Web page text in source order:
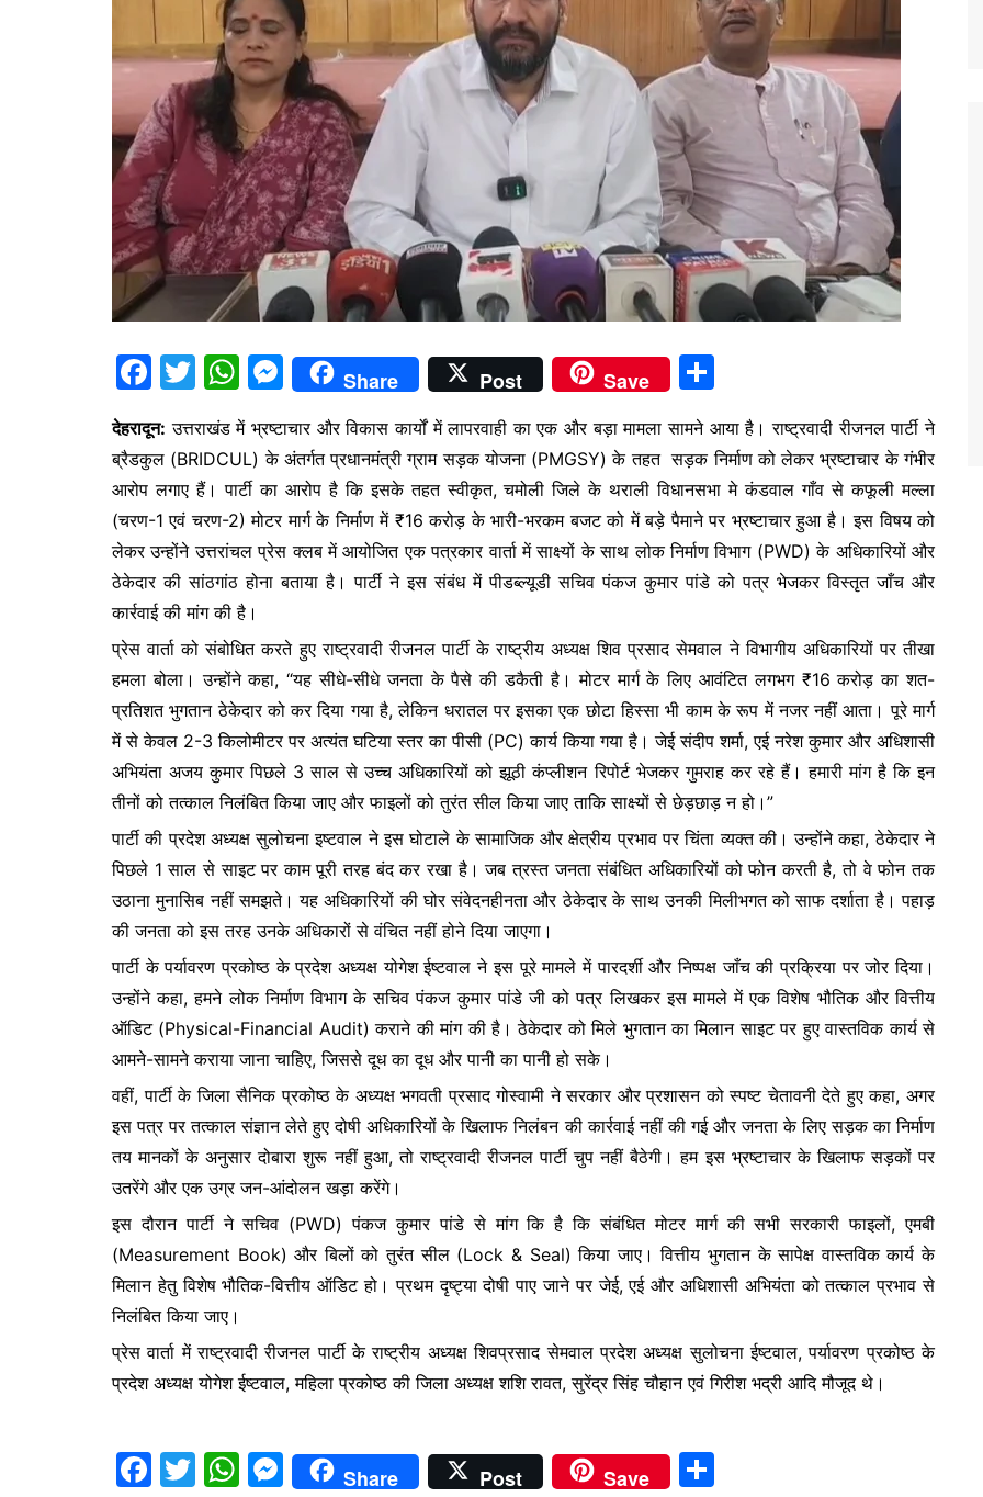
F
c
e
b
o
o
k
T
itt
er
W
at
s
A
p
p
M
e
s
s
e
n
g
Share Post Save
ar
e
​देहरादून: उत्तराखंड में भ्रष्टाचार और विकास कार्यों में लापरवाही का एक और बड़ा मामला सामने आया है। राष्ट्रवादी रीजनल पार्टी ने
ब्रैडकुल (BRIDCUL) के अंतर्गत प्रधानमंत्री ग्राम सड़क योजना (PMGSY) के तहत सड़क निर्माण को लेकर भ्रष्टाचार के गंभीर
आरोप लगाए हैं। पार्टी का आरोप है कि इसके तहत स्वीकृत, चमोली जिले के थराली विधानसभा मे कंडवाल गाँव से कफूली मल्ला
(चरण-1 एवं चरण-2) मोटर मार्ग के निर्माण में ₹16 करोड़ के भारी-भरकम बजट को में बड़े पैमाने पर भ्रष्टाचार हुआ है। इस विषय को
लेकर उन्होंने उत्तरांचल प्रेस क्लब में आयोजित एक पत्रकार वार्ता में साक्ष्यों के साथ लोक निर्माण विभाग (PWD) के अधिकारियों और
ठेकेदार की सांठगांठ होना बताया है। पार्टी ने इस संबंध में पीडब्ल्यूडी सचिव पंकज कुमार पांडे को पत्र भेजकर विस्तृत जाँच और
कार्रवाई की मांग की है।
​प्रेस वार्ता को संबोधित करते हुए राष्ट्रवादी रीजनल पार्टी के राष्ट्रीय अध्यक्ष शिव प्रसाद सेमवाल ने विभागीय अधिकारियों पर तीखा
हमला बोला। उन्होंने कहा, “यह सीधे-सीधे जनता के पैसे की डकैती है। मोटर मार्ग के लिए आवंटित लगभग ₹16 करोड़ का शत-
प्रतिशत भुगतान ठेकेदार को कर दिया गया है, लेकिन धरातल पर इसका एक छोटा हिस्सा भी काम के रूप में नजर नहीं आता। पूरे मार्ग
में से केवल 2-3 किलोमीटर पर अत्यंत घटिया स्तर का पीसी (PC) कार्य किया गया है। जेई संदीप शर्मा, एई नरेश कुमार और अधिशासी
अभियंता अजय कुमार पिछले 3 साल से उच्च अधिकारियों को झूठी कंप्लीशन रिपोर्ट भेजकर गुमराह कर रहे हैं। हमारी मांग है कि इन
तीनों को तत्काल निलंबित किया जाए और फाइलों को तुरंत सील किया जाए ताकि साक्ष्यों से छेड़छाड़ न हो।”
​पार्टी की प्रदेश अध्यक्ष सुलोचना इष्टवाल ने इस घोटाले के सामाजिक और क्षेत्रीय प्रभाव पर चिंता व्यक्त की। उन्होंने कहा, ठेकेदार ने
पिछले 1 साल से साइट पर काम पूरी तरह बंद कर रखा है। जब त्रस्त जनता संबंधित अधिकारियों को फोन करती है, तो वे फोन तक
उठाना मुनासिब नहीं समझते। यह अधिकारियों की घोर संवेदनहीनता और ठेकेदार के साथ उनकी मिलीभगत को साफ दर्शाता है। पहाड़
की जनता को इस तरह उनके अधिकारों से वंचित नहीं होने दिया जाएगा।
पार्टी के पर्यावरण प्रकोष्ठ के प्रदेश अध्यक्ष योगेश ईष्टवाल ने इस पूरे मामले में पारदर्शी और निष्पक्ष जाँच की प्रक्रिया पर जोर दिया।
उन्होंने कहा, हमने लोक निर्माण विभाग के सचिव पंकज कुमार पांडे जी को पत्र लिखकर इस मामले में एक विशेष भौतिक और वित्तीय
ऑडिट (Physical-Financial Audit) कराने की मांग की है। ठेकेदार को मिले भुगतान का मिलान साइट पर हुए वास्तविक कार्य से
आमने-सामने कराया जाना चाहिए, जिससे दूध का दूध और पानी का पानी हो सके।
वहीं, पार्टी के जिला सैनिक प्रकोष्ठ के अध्यक्ष भगवती प्रसाद गोस्वामी ने सरकार और प्रशासन को स्पष्ट चेतावनी देते हुए कहा, अगर
इस पत्र पर तत्काल संज्ञान लेते हुए दोषी अधिकारियों के खिलाफ निलंबन की कार्रवाई नहीं की गई और जनता के लिए सड़क का निर्माण
तय मानकों के अनुसार दोबारा शुरू नहीं हुआ, तो राष्ट्रवादी रीजनल पार्टी चुप नहीं बैठेगी। हम इस भ्रष्टाचार के खिलाफ सड़कों पर
उतरेंगे और एक उग्र जन-आंदोलन खड़ा करेंगे।
इस दौरान पार्टी ने सचिव (PWD) पंकज कुमार पांडे से मांग कि है कि संबंधित मोटर मार्ग की सभी सरकारी फाइलों, एमबी
(Measurement Book) और बिलों को तुरंत सील (Lock & Seal) किया जाए। वित्तीय भुगतान के सापेक्ष वास्तविक कार्य के
मिलान हेतु विशेष भौतिक-वित्तीय ऑडिट हो। प्रथम दृष्ट्या दोषी पाए जाने पर जेई, एई और अधिशासी अभियंता को तत्काल प्रभाव से
निलंबित किया जाए।
प्रेस वार्ता में राष्ट्रवादी रीजनल पार्टी के राष्ट्रीय अध्यक्ष शिवप्रसाद सेमवाल प्रदेश अध्यक्ष सुलोचना ईष्टवाल, पर्यावरण प्रकोष्ठ के
प्रदेश अध्यक्ष योगेश ईष्टवाल, महिला प्रकोष्ठ की जिला अध्यक्ष शशि रावत, सुरेंद्र सिंह चौहान एवं गिरीश भद्री आदि मौजूद थे।
F
T
W M
Share Post Save